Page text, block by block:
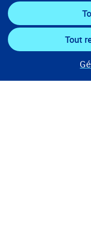
Rester Tout